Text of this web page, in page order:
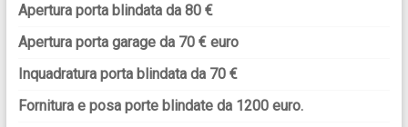
Apertura porta blindata da 80 €
Apertura porta garage da 70 € euro
Inquadratura porta blindata da 70 €
Fornitura e posa porte blindate da 1200 euro.